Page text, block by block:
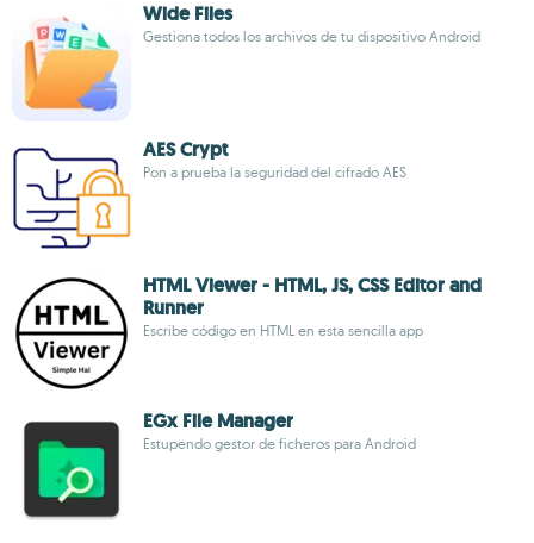
Wide Files
Gestiona todos los archivos de tu dispositivo Android
AES Crypt
Pon a prueba la seguridad del cifrado AES
HTML Viewer - HTML, JS, CSS Editor and
Runner
Escribe código en HTML en esta sencilla app
EGx File Manager
Estupendo gestor de ficheros para Android